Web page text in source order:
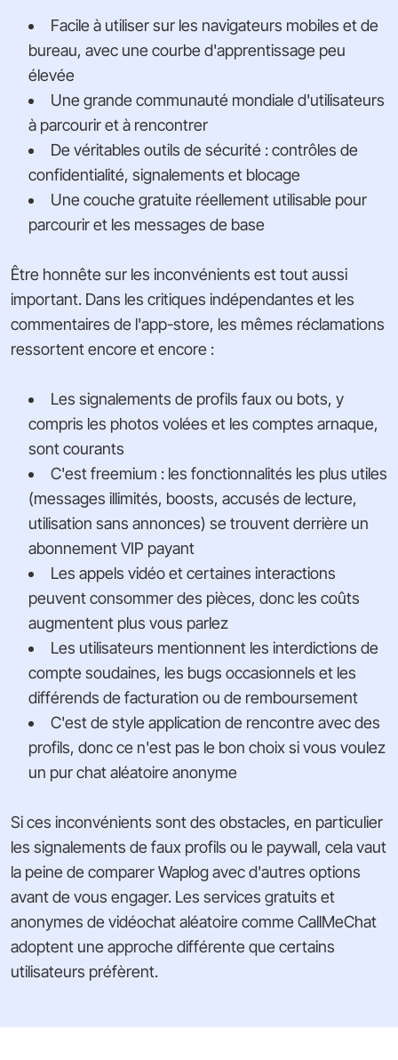
Facile à utiliser sur les navigateurs mobiles et de
bureau, avec une courbe d'apprentissage peu
élevée
Une grande communauté mondiale d'utilisateurs
à parcourir et à rencontrer
De véritables outils de sécurité : contrôles de
confidentialité, signalements et blocage
Une couche gratuite réellement utilisable pour
parcourir et les messages de base
Être honnête sur les inconvénients est tout aussi
important. Dans les critiques indépendantes et les
commentaires de l'app-store, les mêmes réclamations
ressortent encore et encore :
Les signalements de profils faux ou bots, y
compris les photos volées et les comptes arnaque,
sont courants
C'est freemium : les fonctionnalités les plus utiles
(messages illimités, boosts, accusés de lecture,
utilisation sans annonces) se trouvent derrière un
abonnement VIP payant
Les appels vidéo et certaines interactions
peuvent consommer des pièces, donc les coûts
augmentent plus vous parlez
Les utilisateurs mentionnent les interdictions de
compte soudaines, les bugs occasionnels et les
différends de facturation ou de remboursement
C'est de style application de rencontre avec des
profils, donc ce n'est pas le bon choix si vous voulez
un pur chat aléatoire anonyme
Si ces inconvénients sont des obstacles, en particulier
les signalements de faux profils ou le paywall, cela vaut
la peine de comparer Waplog avec d'autres options
avant de vous engager. Les services gratuits et
anonymes de vidéochat aléatoire comme CallMeChat
adoptent une approche différente que certains
utilisateurs préfèrent.